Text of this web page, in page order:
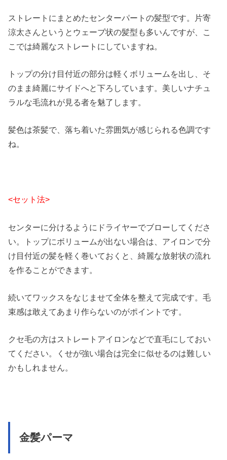
ストレートにまとめたセンターパートの髪型です。片寄
涼太さんというとウェーブ状の髪型も多いんですが、こ
こでは綺麗なストレートにしていますね。
トップの分け目付近の部分は軽くボリュームを出し、そ
のまま綺麗にサイドへと下ろしています。美しいナチュ
ラルな毛流れが見る者を魅了します。
髪色は茶髪で、落ち着いた雰囲気が感じられる色調です
ね。
<セット法>
センターに分けるようにドライヤーでブローしてくださ
い。トップにボリュームが出ない場合は、アイロンで分
け目付近の髪を軽く巻いておくと、綺麗な放射状の流れ
を作ることができます。
続いてワックスをなじませて全体を整えて完成です。毛
束感は敢えてあまり作らないのがポイントです。
クセ毛の方はストレートアイロンなどで直毛にしておい
てください。くせが強い場合は完全に似せるのは難しい
かもしれません。
金髪パーマ